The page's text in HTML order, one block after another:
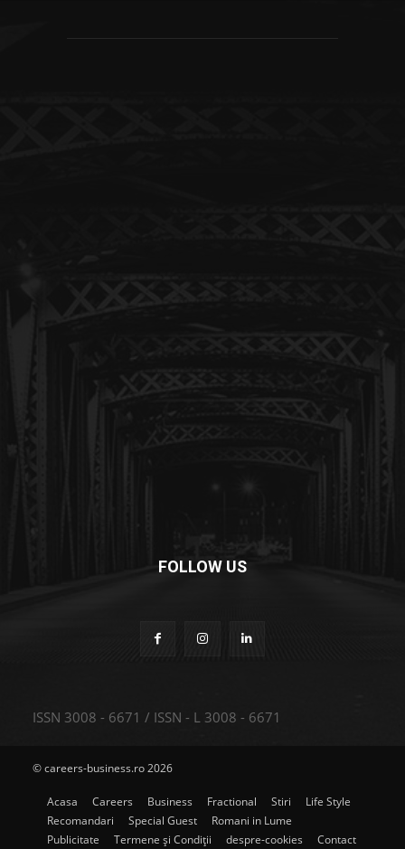
FOLLOW US
ISSN 3008 - 6671 / ISSN - L 3008 - 6671
© careers-business.ro 2026
Acasa Careers Business Fractional Stiri
Life Style
Recomandari
Special Guest
Romani in Lume
Publicitate
Termene și Condiții despre-cookies Contact